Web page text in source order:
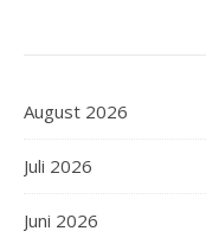
August 2026
Juli 2026
Juni 2026